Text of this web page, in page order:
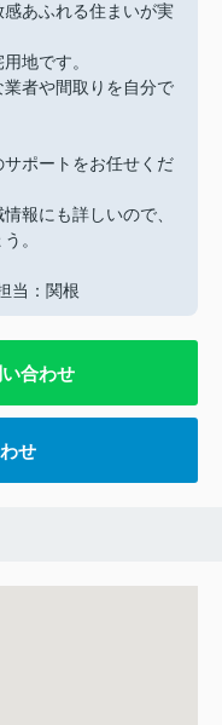
あふれる住まいが実
地です。
者や間取りを自分で
ポートをお任せくだ
報にも詳しいので、
。
当：関根
合わせ
せ